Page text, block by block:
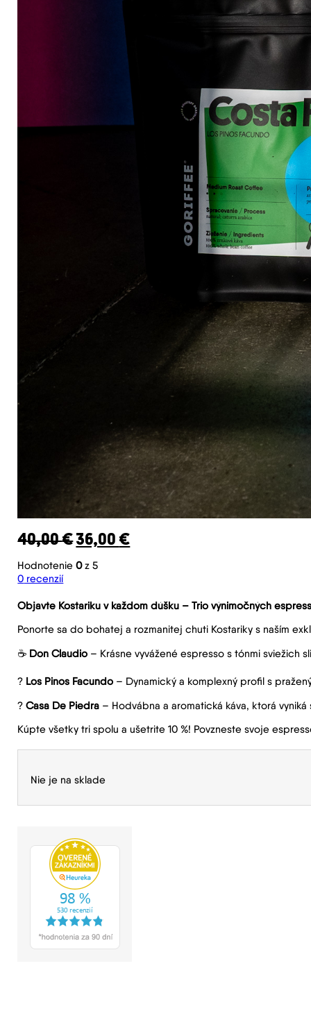
40,00€ Pôvodná cena bola: 40,00 €.
36,00 €Aktuálna cena je: 36,00
Hodnotenie0z 5
0 recenzií
Objavte Kostariku v každom dúšku – Trio výnimočných
Ponorte sa do bohatej a rozmanitej chuti Kostariky s naším
☕ Don Claudio – Krásne vyvážené espresso s tónmi sviežich
? Los Pinos Facundo – Dynamický a komplexný profil s
?Casa De Piedra – Hodvábna a aromatická káva, ktorá
Kúpte všetky tri spolu a ušetrite 10 %! Povzneste svoje
Nie je na sklade